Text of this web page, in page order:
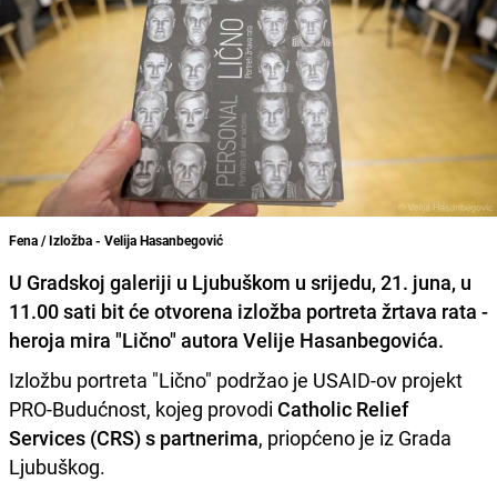
Fena / Izložba - Velija Hasanbegović
U Gradskoj galeriji u Ljubuškom u srijedu, 21. juna, u
11.00 sati bit će otvorena izložba portreta žrtava rata -
heroja mira "Lično" autora Velije Hasanbegovića.
Izložbu portreta "Lično" podržao je USAID-ov projekt
PRO-Budućnost, kojeg provodi Catholic Relief
Services (CRS) s partnerima, priopćeno je iz Grada
Ljubuškog.